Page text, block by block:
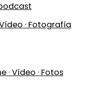
· Fotografía
· Vídeo · Fotos